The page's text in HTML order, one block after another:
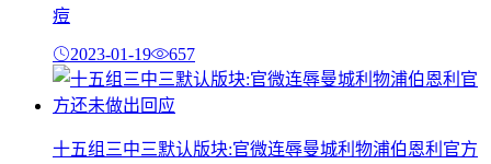
痘
2023-01-19 657
十五组三中三默认版块:官微连辱曼城利物浦伯恩利官方